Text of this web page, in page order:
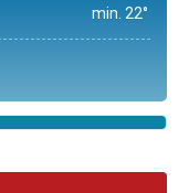
min. 22°